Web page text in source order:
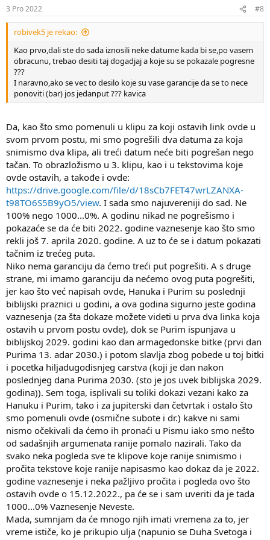
Saturn-subotu koju su Judeji tada praznovali.
Drugi uslov, kada je reč o vaznesenju crkve, jeste da ta osmična
subota mora biti istovremeno i dan Jupitera (četvrtak odnosno 5.
dan u sedmici po Enohovom kalendaru (5 – broj blagodati,
spasenja)). Dobar primer za to su 25. IX (prvi dan Hanuke), 01.X
(osmi dan Hanuke) i 14. i 15. XII (prvi i drugi dan Purima). Prvi slučaj
Jupitera i osmična subota; treći nije ni dan Jupitera ni osmična
subota.Dakle, u videu smo ostavili 1% mogućnosti da
Vaznesenje bude 25. kisleva ili 14./15. adara, sada taj 1%
otpada i definitivno kažemo da Vaznesenje isključivo, dakle
100%, može biti samo 1.X (15. decembra 2022.). Možemo, radi
naglašavanja sigurnosti reći i
ne može biti bilo koji datum ni pre ni posle njega.
Treći uslov jeste da vaskrsenje treba da bude u godini Jupitera (a to
je ova 2022. koja je počela 17.marta po biblijskom kalendaru, što je
bio četvrtak, dan Jupitera, što znači da otpada svaki dan nakon 16.
marta 2023. koji je kraj 2022. godine po Enohovom kalendaru). To
znači da ne postoji ni jedna druga osmična subota do kraja ove
subotnjo-jupiterske godine osim 1.X koja zadovoljava sve potrebne
uslove. Ostali prvi dani u mesecu (1.XI i 1.XII) nisu posebno u
domostroju izdvojeni kao što je to učinjeno sa 1.X kroz praznik
Drugih Senica (osmi dan Hanuke) i još nisu ni dan Jupitera što znači
da ne zadovaljavaju osnovni uslov. Isto tako unutar ova poslednja
tri meseca do kraja subotnjo-jupiterske godine ne postoji ni jedna
osmična subota, u smislu prvog radnog dana u sedmici, koja
zadovoljava osnovni potrebni uslov da jeste dan Jupitera (sve su ili
dan Venere ili Sunca ili Marsa).
A što se tiče toga da je rečeno da "bežanje" tj. vaznesenje "neće biti
u zimu" to znači da dan Vaznesenja mora biti pre astronomske zime
koja počinje 22. decembra. Dakle, zadovoljava i taj uslov.
Dakle, prvi dan desetog biblijskog meseca (15. decembar 2022.) jeste
jedini i poslednji dan u ovoj subotnjo-jupiterskoj godini koji
zadovoljava sve uslove (1. subotnji osmični dan; 2. dan Jupitera; 3.
pre zime; 4. u godini Jupitera) da bude dan vaznesenja crkve Mudrih
Deva! Ne postoji ni jedan drugi dan!
3 Pro 2022 #8
robivek5 je rekao:
Kao prvo,dali ste do sada iznosili neke datume kada bi se,po vasem
obracunu, trebao desiti taj dogadjaj a koje su se pokazale pogresne
???
I naravno,ako se vec to desilo koje su vase garancije da se to nece
ponoviti (bar) jos jedanput ??? kavica
Da, kao što smo pomenuli u klipu za koji ostavih link ovde u
svom prvom postu, mi smo pogrešili dva datuma za koja
snimismo dva klipa, ali treći datum neće biti pogrešan nego
tačan. To obrazložismo u 3. klipu, kao i u tekstovima koje
ovde ostavih, a takođe i ovde:
https://drive.google.com/file/d/18sCb7FET47wrLZANXA-
t98TO6S5B9yO5/view. I sada smo najuvereniji do sad. Ne
100% nego 1000...0%. A godinu nikad ne pogrešismo i
pokazaće se da će biti 2022. godine vaznesenje kao što smo
rekli još 7. aprila 2020. godine. A uz to će se i datum pokazati
tačnim iz trećeg puta.
Niko nema garanciju da ćemo treći put pogrešiti. A s druge
strane, mi imamo garanciju da nećemo ovog puta pogrešiti,
jer kao što već napisah ovde, Hanuka i Purim su poslednji
biblijski praznici u godini, a ova godina sigurno jeste godina
vaznesenja (za šta dokaze možete videti u prva dva linka koja
ostavih u prvom postu ovde), dok se Purim ispunjava u
biblijskoj 2029. godini kao dan armagedonske bitke (prvi dan
Purima 13. adar 2030.) i potom slavlja zbog pobede u toj bitki
i pocetka hiljadugodisnjeg carstva (koji je dan nakon
poslednjeg dana Purima 2030. (sto je jos uvek biblijska 2029.
godina)). Sem toga, isplivali su toliki dokazi vezani kako za
Hanuku i Purim, tako i za jupiterski dan četvrtak i ostalo što
smo pomenuli ovde (osmične subote i dr.) kakve ni sami
nismo očekivali da ćemo ih pronaći u Pismu iako smo nešto
od sadašnjih argumenata ranije pomalo nazirali. Tako da
svako neka pogleda sve te klipove koje ranije snimismo i
pročita tekstove koje ranije napisasmo kao dokaz da je 2022.
godine vaznesenje i neka pažljivo pročita i pogleda ovo što
ostavih ovde o 15.12.2022., pa će se i sam uveriti da je tada
1000...0% Vaznesenje Neveste.
Mada, sumnjam da će mnogo njih imati vremena za to, jer
vreme ističe, ko je prikupio ulja (napunio se Duha Svetoga i